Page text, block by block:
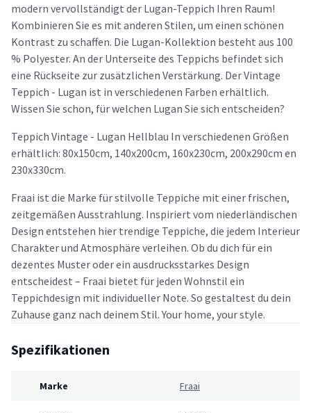
modern vervollständigt der Lugan-Teppich Ihren Raum!
Kombinieren Sie es mit anderen Stilen, um einen schönen
Kontrast zu schaffen. Die Lugan-Kollektion besteht aus 100
% Polyester. An der Unterseite des Teppichs befindet sich
eine Rückseite zur zusätzlichen Verstärkung. Der Vintage
Teppich - Lugan ist in verschiedenen Farben erhältlich.
Wissen Sie schon, für welchen Lugan Sie sich entscheiden?
Teppich Vintage - Lugan Hellblau In verschiedenen Größen
erhältlich: 80x150cm, 140x200cm, 160x230cm, 200x290cm en
230x330cm.
Fraai ist die Marke für stilvolle Teppiche mit einer frischen,
zeitgemäßen Ausstrahlung. Inspiriert vom niederländischen
Design entstehen hier trendige Teppiche, die jedem Interieur
Charakter und Atmosphäre verleihen. Ob du dich für ein
dezentes Muster oder ein ausdrucksstarkes Design
entscheidest – Fraai bietet für jeden Wohnstil ein
Teppichdesign mit individueller Note. So gestaltest du dein
Zuhause ganz nach deinem Stil. Your home, your style.
Spezifikationen
Marke Fraai